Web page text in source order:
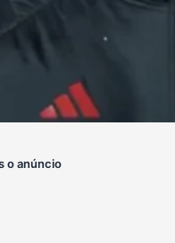
o anúncio